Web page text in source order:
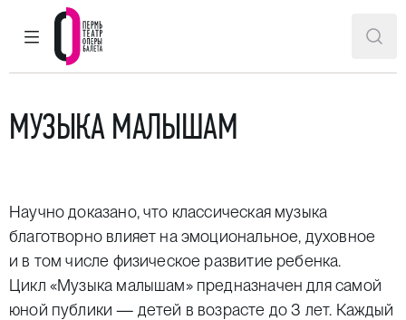
ГЛАВНОЕ МЕНЮ
Пермский театр оперы и балета
МУЗЫКА МАЛЫШАМ
Научно доказано, что классическая музыка
благотворно влияет на эмоциональное, духовное
и в том числе физическое развитие ребенка.
Цикл «Музыка малышам» предназначен для самой
юной публики — детей в возрасте до 3 лет. Каждый